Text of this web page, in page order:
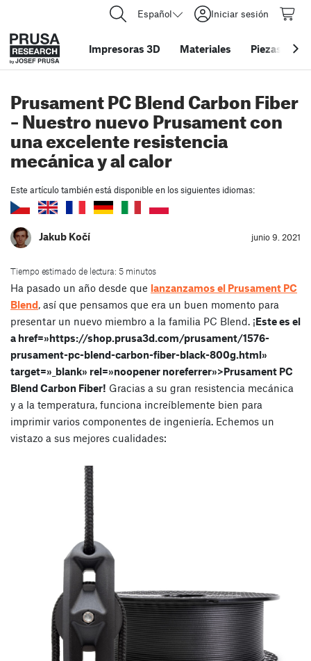
Español Iniciar sesión
Impresoras 3D Materiales Piezas y
Prusament PC Blend Carbon Fiber
– Nuestro nuevo Prusament con
una excelente resistencia
mecánica y al calor
Este artículo también está disponible en los siguientes idiomas:
Jakub Kočí junio 9. 2021
Tiempo estimado de lectura: 5 minutos
Ha pasado un año desde que lanzanzamos el Prusament PC
Blend, así que pensamos que era un buen momento para
presentar un nuevo miembro a la familia PC Blend. ¡Este es el
a href=»https://shop.prusa3d.com/prusament/1576-
prusament-pc-blend-carbon-fiber-black-800g.html»
target=»_blank» rel=»noopener noreferrer»>Prusament PC
Blend Carbon Fiber! Gracias a su gran resistencia mecánica
y a la temperatura, funciona increíblemente bien para
imprimir varios componentes de ingeniería. Echemos un
vistazo a sus mejores cualidades: